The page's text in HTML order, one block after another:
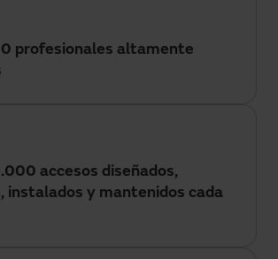
profesionales altamente
accesos diseñados,
instalados y mantenidos cada